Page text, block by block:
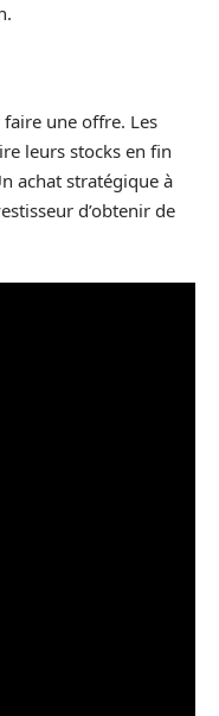
une offre. Les
leurs stocks en fin
achat stratégique à
d’obtenir de